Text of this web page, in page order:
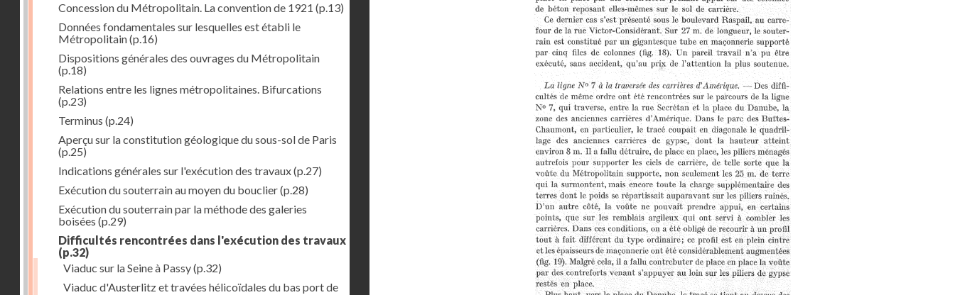
Concession du Métropolitain. La convention de 1921 (p.13)
Données fondamentales sur lesquelles est établi le
Métropolitain(p.16)
Dispositions générales des ouvrages du Métropolitain
(p.18)
Relations entre les lignes métropolitaines. Bifurcations
(p.23)
Terminus (p.24)
Aperçu sur la constitution géologique du sous-sol de Paris
(p.25)
Indications générales sur l'exécution des travaux(p.27)
Exécution du souterrain au moyen du bouclier(p.28)
Exécution du souterrain par la méthode des galeries
boisées (p.29)
Difficultés rencontrées dans l'exécution des travaux
(p.32)
Viaduc sur la Seine à Passy(p.32)
Viaduc d'Austerlitz et travées hélicoïdales du bas port de